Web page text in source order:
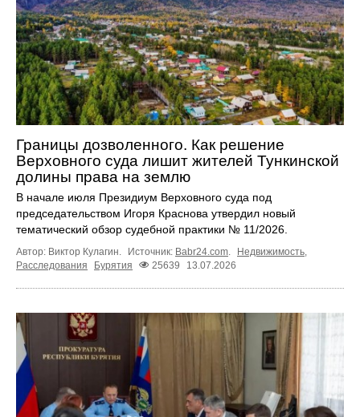
Границы дозволенного. Как решение
Верховного суда лишит жителей Тункинской
долины права на землю
В начале июля Президиум Верховного суда под
председательством Игоря Краснова утвердил новый
тематический обзор судебной практики № 11/2026.
Автор: Виктор Кулагин. Источник: Babr24.com Недвижимость
Расследования
Бурятия 25639 13.07.2026